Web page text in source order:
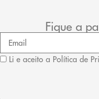
Fique a
Li e aceito a Política de